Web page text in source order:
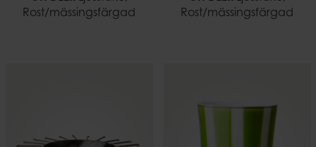
Rost/mässingsfärgad
Rost/mässingsfärgad